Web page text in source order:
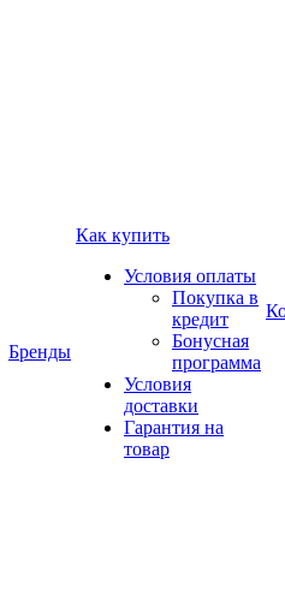
Бренды
Как купить
Условия оплаты
Покупка в
кредит
Бонусная
программа
Условия
доставки
Гарантия на
товар